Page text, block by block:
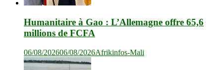
Humanitaire à Gao : L’Allemagne offre 65,6
millions de FCFA
06/08/202606/08/2026Afrikinfos-Mali